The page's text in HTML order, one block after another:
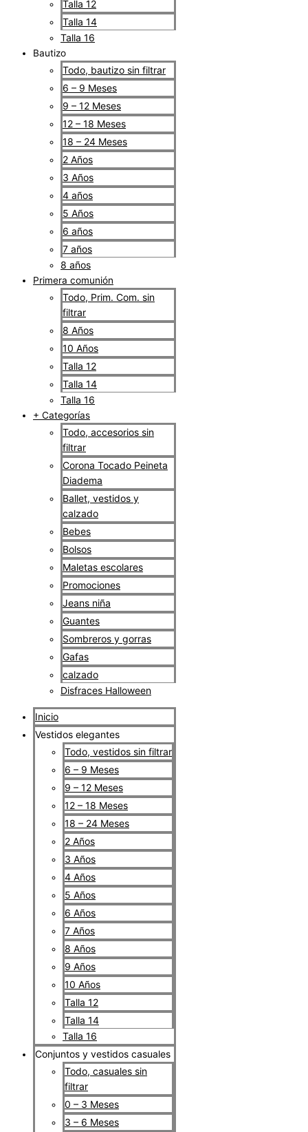
Talla 12
Talla 14
Talla 16
Bautizo
Todo, bautizo sin filtrar
6 – 9 Meses
9 – 12 Meses
12 – 18 Meses
18 – 24 Meses
2 Años
3 Años
4 años
5 Años
6 años
7 años
8 años
Primera comunión
Todo, Prim. Com. sin
filtrar
8 Años
10 Años
Talla 12
Talla 14
Talla 16
+ Categorías
Todo, accesorios sin
filtrar
Corona Tocado Peineta
Diadema
Ballet, vestidos y
calzado
Bebes
Bolsos
Maletas escolares
Promociones
Jeans niña
Guantes
Sombreros y gorras
Gafas
calzado
Disfraces Halloween
Inicio
Vestidos elegantes
Todo, vestidos sin filtrar
6 – 9 Meses
9 – 12 Meses
12 – 18 Meses
18 – 24 Meses
2 Años
3 Años
4 Años
5 Años
6 Años
7 Años
8 Años
9 Años
10 Años
Talla 12
Talla 14
Talla 16
Conjuntos y vestidos casuales
Todo, casuales sin
filtrar
0 – 3 Meses
3 – 6 Meses